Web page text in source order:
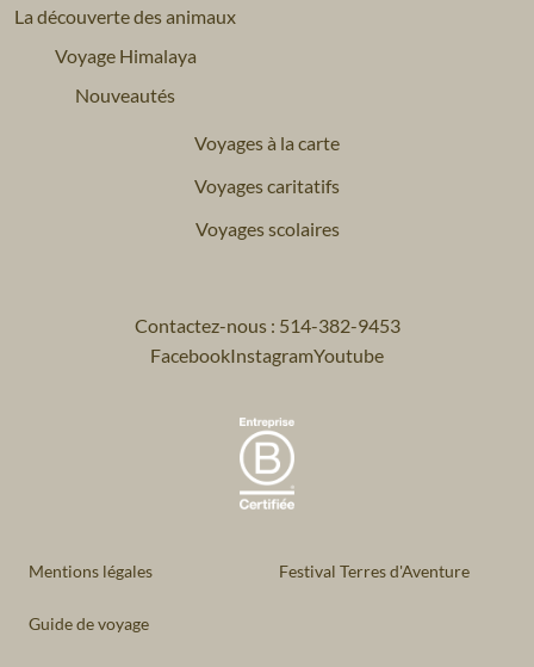
La découverte des animaux
Voyage Himalaya
Nouveautés
Voyages à la carte
Voyages caritatifs
Voyages scolaires
Contactez-nous : 514-382-9453
FacebookInstagramYoutube
Mentions légales Festival Terres d'Aventure
Guide de voyage